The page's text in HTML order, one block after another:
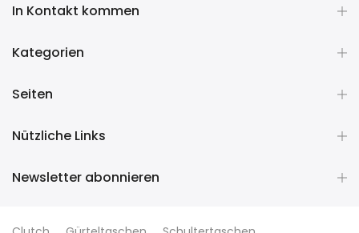
In Kontakt kommen
Kategorien
Seiten
Nützliche Links
Newsletter abonnieren